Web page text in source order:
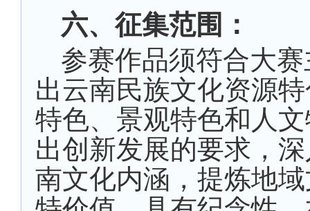
六、征集范围：
参赛作品须符合大
出云南民族文化资源
特色、景观特色和人
出创新发展的要求，
南文化内涵，提炼地